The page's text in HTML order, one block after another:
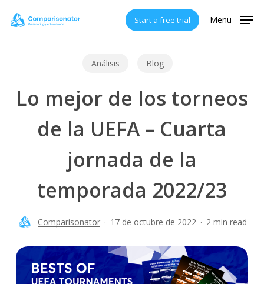
Start a free trial Menu
Análisis Blog
Lo mejor de los torneos
de la UEFA – Cuarta
jornada de la
temporada 2022/23
Comparisonator 17 de octubre de 2022 2 min read